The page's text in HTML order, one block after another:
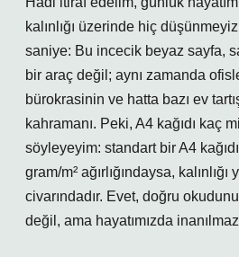
kalınlığı üzerinde hiç
saniye: Bu incecik beyaz sayfa,
bir araç değil; aynı zamanda
bürokrasinin ve hatta bazı ev
kahramanı. Peki, A4 kağıdı kaç
söyleyeyim: standart bir A4
gram/m² ağırlığındaysa,
civarındadır. Evet, doğru
değil, ama hayatımızda